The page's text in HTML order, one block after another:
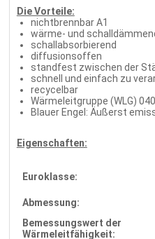
Die Vorteile:
nichtbrennbar A1
wärme- und
schallabsorbierend
diffusionsoffen
standfest zwischen der
schnell und einfach zu
recycelbar
Wärmeleitgruppe (WLG) 040
Blauer Engel: Äußerst
Eigenschaften:
Euroklasse:
Abmessung:
Bemessungswert der
Wärmeleitfähigkeit: